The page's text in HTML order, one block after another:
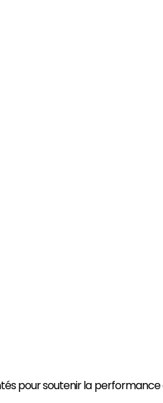
pour soutenir la performance